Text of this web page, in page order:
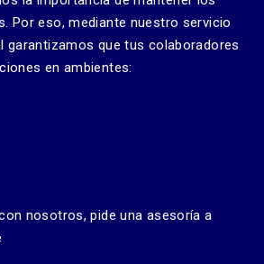
Por eso, mediante nuestro servicio
garantizamos que tus colaboradores
en ambientes:
nosotros, pide una asesoría a